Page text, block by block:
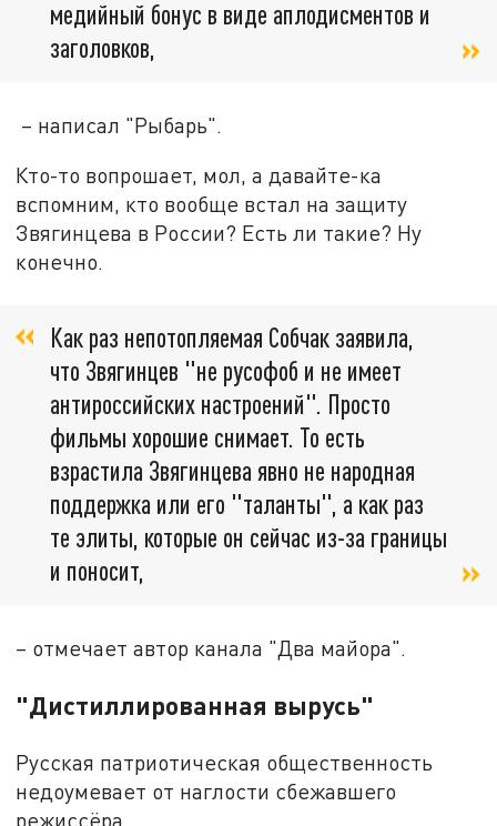
медийный бонус в виде аплодисментов и
заголовков,
– написал "Рыбарь".
Кто-то вопрошает, мол, а давайте-ка
вспомним, кто вообще встал на защиту
Звягинцева в России? Есть ли такие? Ну
конечно.
Как раз непотопляемая Собчак заявила,
что Звягинцев "не русофоб и не имеет
антироссийских настроений". Просто
фильмы хорошие снимает. То есть
взрастила Звягинцева явно не народная
поддержка или его "таланты", а как раз
те элиты, которые он сейчас из-за границы
и поносит,
– отмечает автор канала "Два майора".
"Дистиллированная вырусь"
Русская патриотическая общественность
недоумевает от наглости сбежавшего
режиссёра.